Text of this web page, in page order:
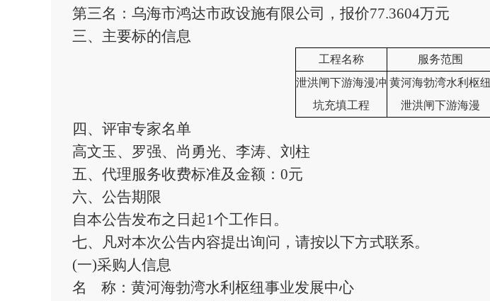
第三名： 乌海市鸿达市政设施有限公司，报价77.3604万元
三、 主要标的信息
工程名称 服务范围
泄洪闸下游海漫冲
坑充填工程
黄河海勃湾水利枢纽
泄洪闸下游海漫
四、评审专家名单
高文玉、罗强、尚勇光、 李涛、刘柱
五、代理服务收费标准及金额： 0元
六、公告期限
自本公告发布之日起1个工作日。
七、凡对本次公告内容提出询问，请按以下方式联系。
(一)采购人信息
名 称：黄河海勃湾水利枢纽事业发展中心